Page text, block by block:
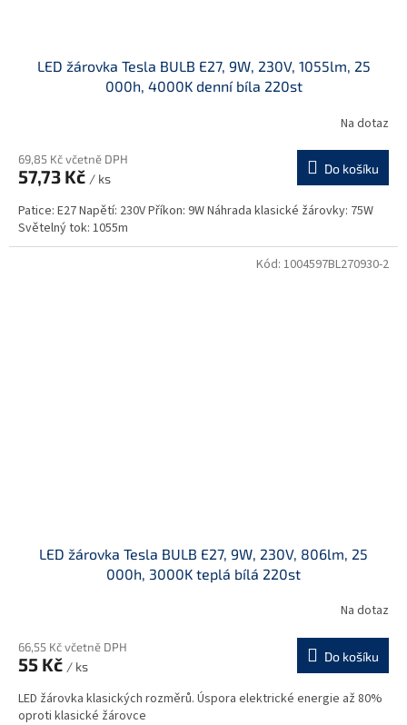
LED žárovka Tesla BULB E27, 9W, 230V, 1055lm, 25
000h, 4000K denní bíla 220st
Na dotaz
69,85 Kč včetně DPH
57,73 Kč / ks
Do košíku
Patice: E27 Napětí: 230V Příkon: 9W Náhrada klasické žárovky: 75W
Světelný tok: 1055m
LED žárovka Tesla BULB E27, 9W, 230V, 806lm, 25
000h, 3000K teplá bílá 220st
Na dotaz
66,55 Kč včetně DPH
55 Kč / ks
Do košíku
LED žárovka klasických rozměrů. Úspora elektrické energie až 80%
oproti klasické žárovce
Kód: 1004597BL270930-2